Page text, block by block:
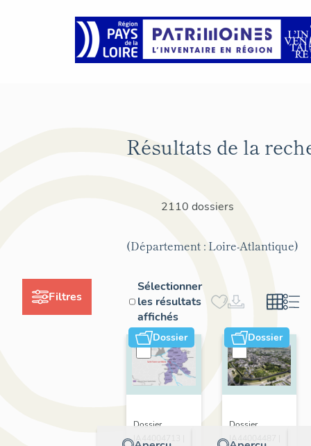
Filtres
Résultats de la
2110 dossiers
(Département : Loire-Atlantique)
Sélectionner
les résultats
affichés
Dossier
Dossier
IA44004713 |
Dossier
Dossier
IA44004487 |